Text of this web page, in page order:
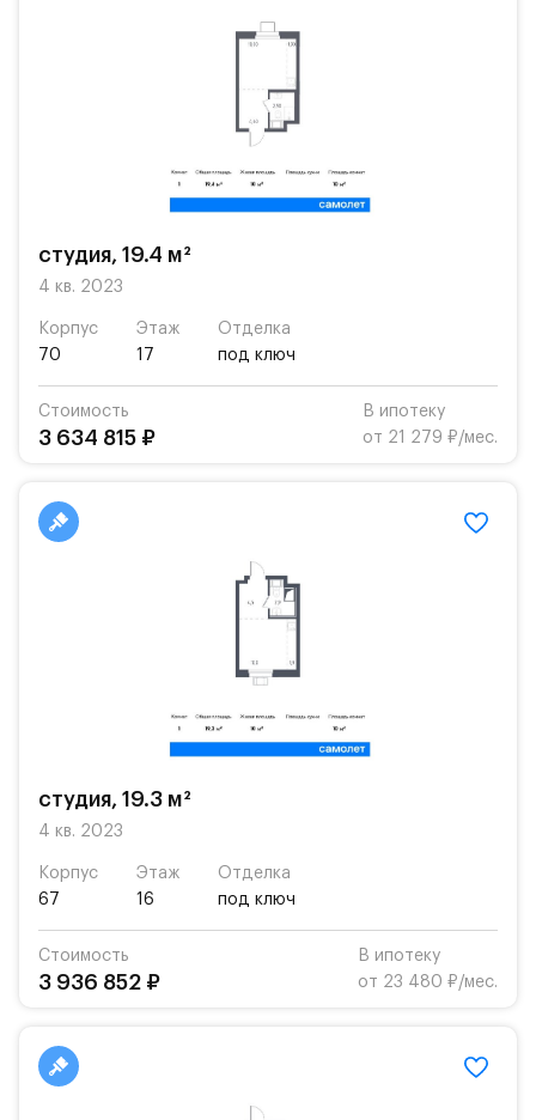
студия, 19.4 м²
4 кв. 2023
Корпус
70
Этаж
17
Отделка
под ключ
Стоимость
3 634 815 ₽
В ипотеку
от 21 279 ₽/мес.
студия, 19.3 м²
4 кв. 2023
Корпус
67
Этаж
16
Отделка
под ключ
Стоимость
3 936 852 ₽
В ипотеку
от 23 480 ₽/мес.